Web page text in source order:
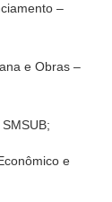
–
e Obras –
e